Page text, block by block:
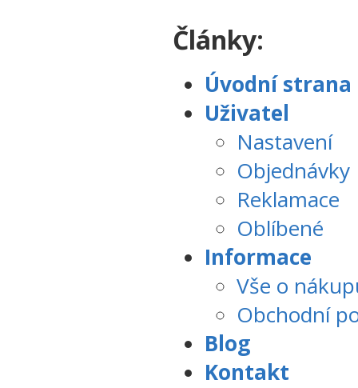
Články:
Úvodní strana
Uživatel
Nastavení
Objednávky
Reklamace
Oblíbené
Informace
Vše o
Obchodní
Blog
Kontakt